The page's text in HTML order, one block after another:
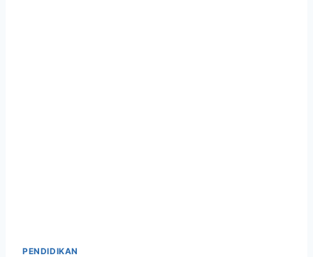
PENDIDIKAN